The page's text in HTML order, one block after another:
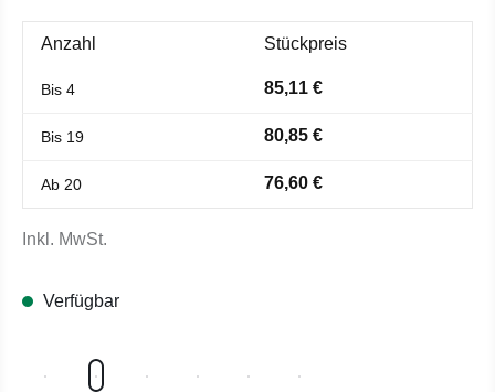
Anzahl Stückpreis
Bis 4 85,11 €
Bis 19 80,85 €
Ab 20 76,60 €
Inkl. MwSt.
Verfügbar